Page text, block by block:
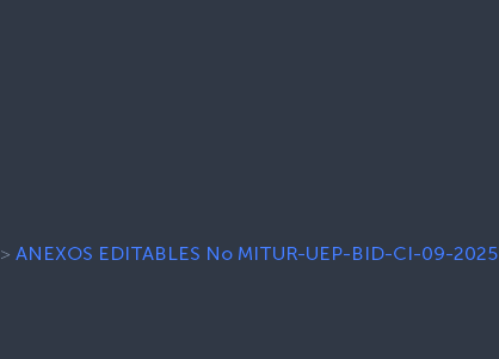
>ANEXOS EDITABLES No MITUR-UEP-BID-CI-09-2025